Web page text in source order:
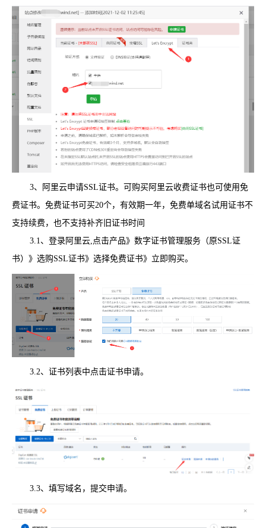
3、阿里云申请SSL证书。可购买阿里云收费证书也可使用免
费证书。免费证书可买20个，有效期一年，免费单域名试用证书不
支持续费，也不支持补齐旧证书时间
3.1、登录阿里云,点击产品》数字证书管理服务（原SSL证
书）》选购SSL证书》选择免费证书》立即购买。
3.2、证书列表中点击证书申请。
3.3、填写域名，提交申请。